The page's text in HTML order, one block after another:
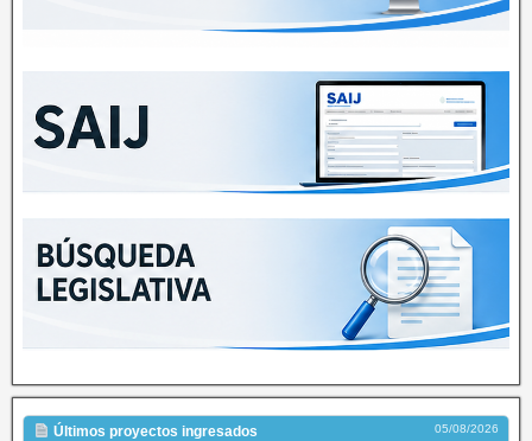
Últimos proyectos ingresados 05/08/2026